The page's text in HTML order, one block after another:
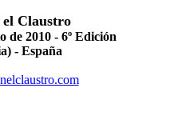
Claustro
de 2010 - 6º Edición
- España